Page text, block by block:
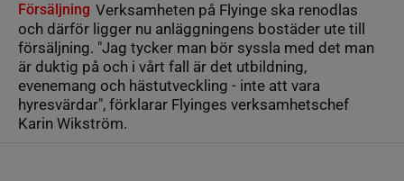
Försäljning Verksamheten på Flyinge ska renodlas
och därför ligger nu anläggningens bostäder ute till
försäljning. "Jag tycker man bör syssla med det man
är duktig på och i vårt fall är det utbildning,
evenemang och hästutveckling - inte att vara
hyresvärdar", förklarar Flyinges verksamhetschef
Karin Wikström.